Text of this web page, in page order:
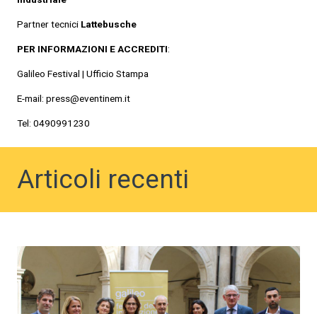
Partner tecnici Lattebusche
PER INFORMAZIONI E ACCREDITI:
Galileo Festival | Ufficio Stampa
E-mail: press@eventinem.it
Tel: 0490991230
Articoli recenti